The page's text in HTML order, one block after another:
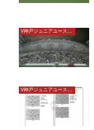
V神戸ジュニアユースU14